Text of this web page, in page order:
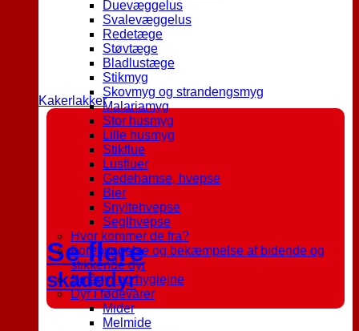
Kakerlakker
Se flere
skadedyr
Duevæggelus
Svalevæggelus
Redetæge
Støvtæge
Bladlustæge
Stikmyg
Skovmyg og strandengsmyg
Malariamyg
Stor husmyg
Lille husmyg
Stikflue
Lusfluer
Gedehamse, hvepse
Bier
Snyltehvepse
Seglhvepse
Hvor kommer de fra?
Forebyggelse og bekæmpelse af bidende og
stikkende dyr
Smådyr og hygiejne
Dyr i fødevarer
Mider
Melmide